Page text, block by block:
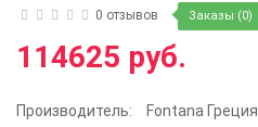
0 отзывов Заказы (0)
114625 руб.
Производитель:
Fontana Греция